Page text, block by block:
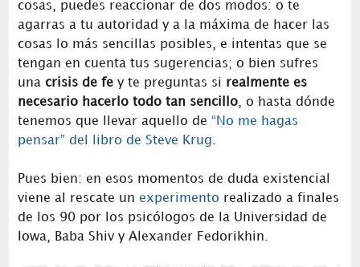
cosas, puedes reaccionar de dos modos: o te
agarras a tu autoridad y a la máxima de hacer las
cosas lo más sencillas posibles, e intentas que se
tengan en cuenta tus sugerencias; o bien sufres
una crisis de fey te preguntas si realmente es
necesario hacerlo todo tan sencillo, o hasta dónde
tenemos que llevar aquello de “No me hagas
pensar” del libro de Steve Krug.
Pues bien: en esos momentos de duda existencial
viene al rescate un experimento realizado a finales
de los 90 por los psicólogos de la Universidad de
Iowa, Baba Shiv y Alexander Fedorikhin.